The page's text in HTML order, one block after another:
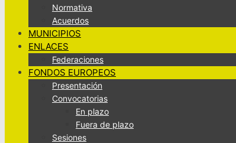
Normativa
Acuerdos
MUNICIPIOS
ENLACES
Federaciones
FONDOS EUROPEOS
Presentación
Convocatorias
En plazo
Fuera de plazo
Sesiones